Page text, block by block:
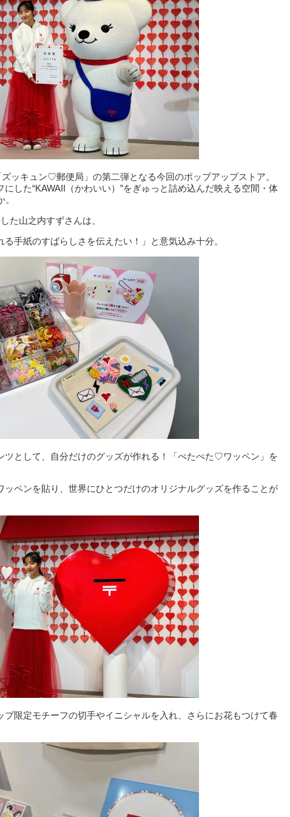
ッキュン♡郵便局」の第二弾となる今回のポップアップストア。
した“KAWAII（かわいい）”をぎゅっと詰め込んだ映える空間・体
た山之内すずさんは、
る手紙のすばらしさを伝えたい！」と意気込み十分。
ツとして、自分だけのグッズが作れる！「ぺたぺた♡ワッペン」を
ッペンを貼り、世界にひとつだけのオリジナルグッズを作ることが
プ限定モチーフの切手やイニシャルを入れ、さらにお花もつけて春